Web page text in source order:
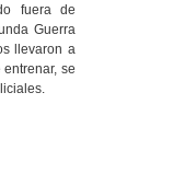
fuera de
Guerra
llevaron a
se